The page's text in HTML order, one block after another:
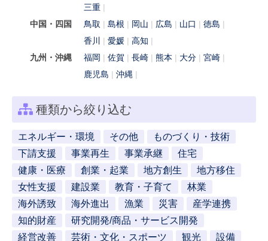
三重
中国・四国
鳥取 島根 岡山 広島 山口
徳島
香川
愛媛
高知
九州・沖縄
福岡 佐賀 長崎 熊本 大分
宮崎
鹿児島
沖縄
種類から絞り込む
エネルギー・環境 その他
ものづくり・技術
下請支援
事業再生 事業承継
住宅
健康・医療
創業・起業 地方創生
地方移住
女性支援
建設業 教育・子育て
林業
海外誘致
海外進出 漁業 災害
産学連携
知的財産
研究開発/商品・サービス開発
経営改善
芸術・文化・スポーツ 観光
設備